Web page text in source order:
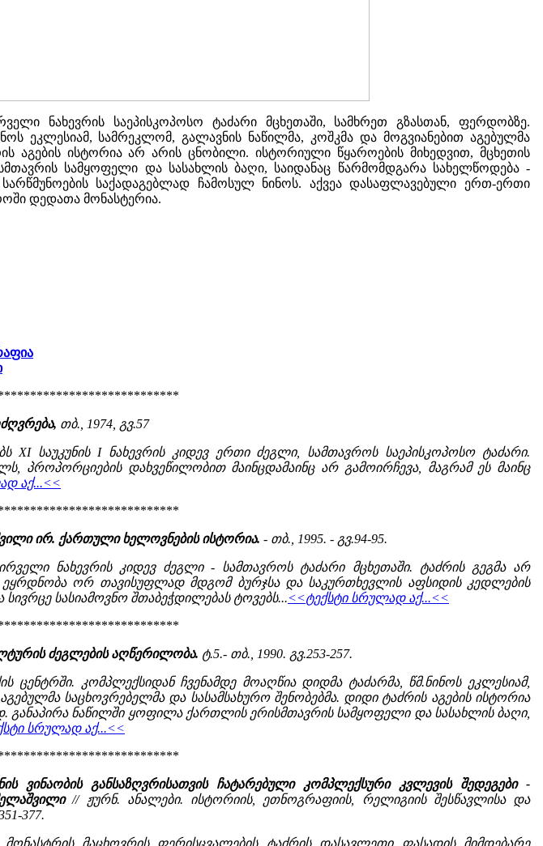
ნახევრის საეპისკოპოსო ტაძარი მცხეთაში, სამხრეთ გზასთან, ფერდობზე.
ეკლესიამ, სამრეკლომ, გალავნის ნაწილმა, კოშკმა და მოგვიანებით აგებულმა
აგების ისტორია არ არის ცნობილი. ისტორიული წყაროების მიხედვით, მცხეთის
სამყოფელი და სასახლის ბაღი, საიდანაც წარმომდგარა სახელწოდება -
საქადაგებლად ჩამოსულ ნინოს. აქვეა დასაფლავებული ერთ-ერთი
დედათა მონასტერია.
თბ., 1974, გვ.57
XI საუკუნის I ნახევრის კიდევ ერთი ძეგლი, სამთავროს საეპისკოპოსო ტაძარი.
პროპორციების დახვეწილობით მაინცდამაინც არ გამოირჩევა, მაგრამ ეს მაინც
აქ...<<
ირ. ქართული ხელოვნების ისტორია. - თბ., 1995. - გვ.94-95.
ნახევრის კიდევ ძეგლი - სამთავროს ტაძარი მცხეთაში. ტაძრის გეგმა არ
ეყრდნობა ორ თავისუფლად მდგომ ბურჯსა და საკურთხევლის აფსიდის კედლების
სასიამოვნო შთაბეჭდილებას ტოვებს...<<ტექსტი სრულად აქ...<<
ძეგლების აღწერილობა. ტ.5.- თბ., 1990. გვ.253-257.
ცენტრში. კომპლექსიდან ჩვენამდე მოაღწია დიდმა ტაძარმა, წმ.ნინოს ეკლესიამ,
საცხოვრებელმა და სასამსახურო შენობებმა. დიდი ტაძრის აგების ისტორია
განაპირა ნაწილში ყოფილა ქართლის ერისმთავრის სამყოფელი და სასახლის ბაღი,
სრულად აქ...<<
ვინაობის განსაზღვრისათვის ჩატარებული კომპლექსური კვლევის შედეგები -
// ჟურნ. ანალები. ისტორიის, ეთნოგრაფიის, რელიგიის შესწავლისა და
377.
მაცხოვრის ფერისცვალების ტაძრის დასავლეთი ფასადის მიმდებარე